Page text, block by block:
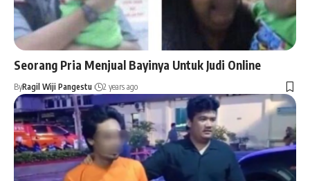
Seorang Pria Menjual Bayinya Untuk Judi Online
ByRagil Wiji Pangestu 2 years ago